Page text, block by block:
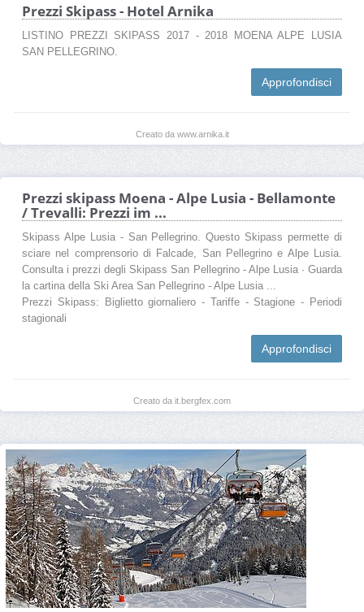
Prezzi Skipass - Hotel Arnika
LISTINO PREZZI SKIPASS 2017 - 2018 MOENA ALPE LUSIA
SAN PELLEGRINO.
Approfondisci
Creato da www.arnika.it
Prezzi skipass Moena - Alpe Lusia - Bellamonte
/ Trevalli: Prezzi im ...
Skipass Alpe Lusia - San Pellegrino. Questo Skipass permette di
sciare nel comprensorio di Falcade, San Pellegrino e Alpe Lusia.
Consulta i prezzi degli Skipass San Pellegrino - Alpe Lusia · Guarda
la cartina della Ski Area San Pellegrino - Alpe Lusia ...
Prezzi Skipass: Biglietto giornaliero - Tariffe - Stagione - Periodi
stagionali
Approfondisci
Creato da it.bergfex.com